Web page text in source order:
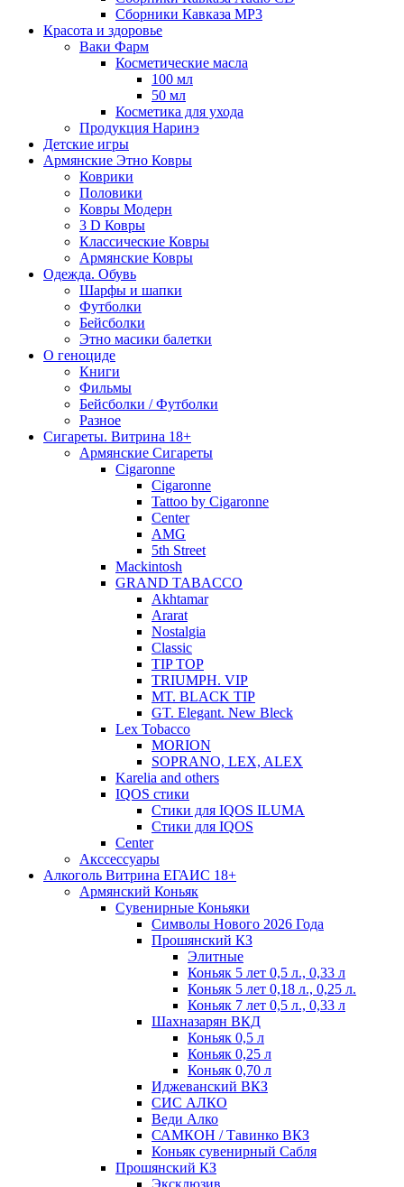
Сборники Кавказа MP3
Красота и здоровье
Ваки Фарм
Косметические масла
100 мл
50 мл
Косметика для ухода
Продукция Наринэ
Детские игры
Армянские Этно Ковры
Коврики
Половики
Ковры Модерн
3 D Ковры
Классические Ковры
Армянские Ковры
Одежда. Обувь
Шарфы и шапки
Футболки
Бейсболки
Этно масики балетки
О геноциде
Книги
Фильмы
Бейсболки / Футболки
Разное
Сигареты. Витрина 18+
Армянские Сигареты
Cigaronne
Cigaronne
Tattoo by Cigaronne
Center
AMG
5th Street
Mackintosh
GRAND TABACCO
Akhtamar
Ararat
Nostalgia
Classic
TIP TOP
TRIUMPH. VIP
MT. BLACK TIP
GT. Elegant. New Bleck
Lex Tobacco
MORION
SOPRANO, LEX, ALEX
Karelia and others
IQOS стики
Стики для IQOS ILUMA
Стики для IQOS
Сenter
Акссессуары
Алкоголь Витрина ЕГАИС 18+
Армянский Коньяк
Сувенирные Коньяки
Символы Нового 2026 Года
Прошянский КЗ
Элитные
Коньяк 5 лет 0,5 л., 0,33 л
Коньяк 5 лет 0,18 л., 0,25 л.
Коньяк 7 лет 0,5 л., 0,33 л
Шахназарян ВКД
Коньяк 0,5 л
Коньяк 0,25 л
Коньяк 0,70 л
Иджеванский ВКЗ
СИС АЛКО
Веди Алко
САМКОН / Тавинко ВКЗ
Коньяк сувенирный Сабля
Прошянский КЗ
Эксклюзив